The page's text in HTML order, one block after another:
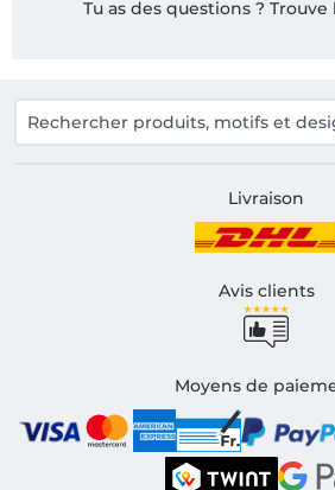
Tu as des questions ?
Livraison
Avis clients
Moyens de